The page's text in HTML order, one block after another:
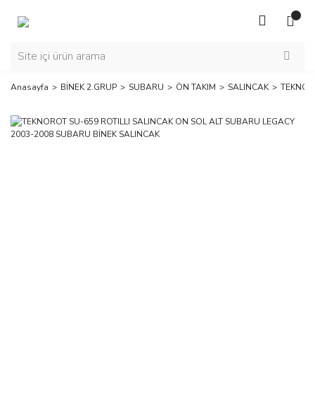
Anasayfa BİNEK 2.GRUP SUBARU ÖN TAKIM SALINCAK